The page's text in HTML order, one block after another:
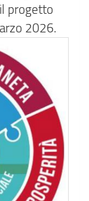
progetto
2026.